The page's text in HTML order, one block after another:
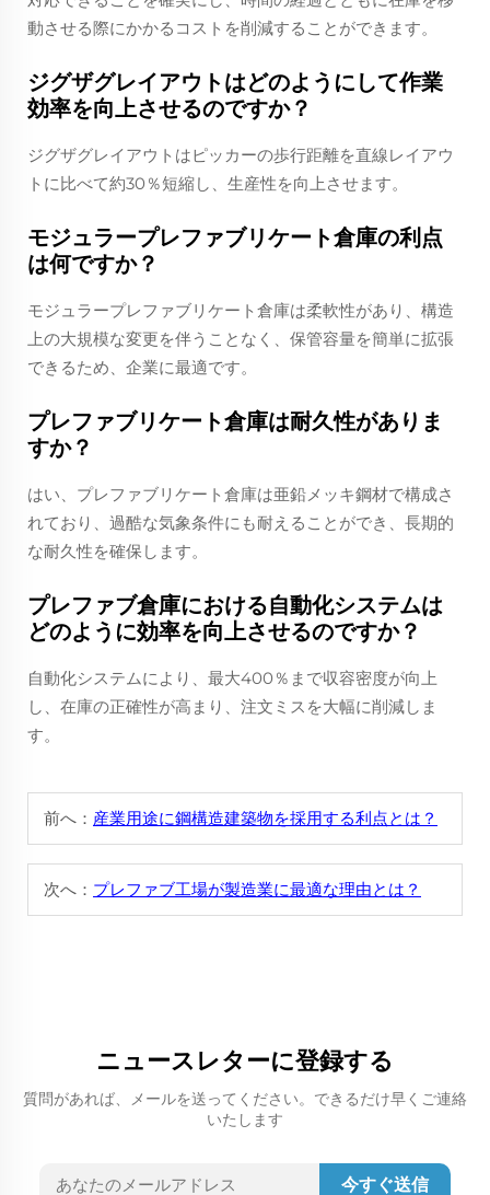
動させる際にかかるコストを削減することができます。
ジグザグレイアウトはどのようにして作業
効率を向上させるのですか？
ジグザグレイアウトはピッカーの歩行距離を直線レイアウ
トに比べて約30％短縮し、生産性を向上させます。
モジュラープレファブリケート倉庫の利点
は何ですか？
モジュラープレファブリケート倉庫は柔軟性があり、構造
上の大規模な変更を伴うことなく、保管容量を簡単に拡張
できるため、企業に最適です。
プレファブリケート倉庫は耐久性がありま
すか？
はい、プレファブリケート倉庫は亜鉛メッキ鋼材で構成さ
れており、過酷な気象条件にも耐えることができ、長期的
な耐久性を確保します。
プレファブ倉庫における自動化システムは
どのように効率を向上させるのですか？
自動化システムにより、最大400％まで収容密度が向上
し、在庫の正確性が高まり、注文ミスを大幅に削減しま
す。
前へ： 産業用途に鋼構造建築物を採用する利点とは？
次へ： プレファブ工場が製造業に最適な理由とは？
ニュースレターに登録する
質問があれば、メールを送ってください。できるだけ早くご連絡
いたします
今すぐ送信